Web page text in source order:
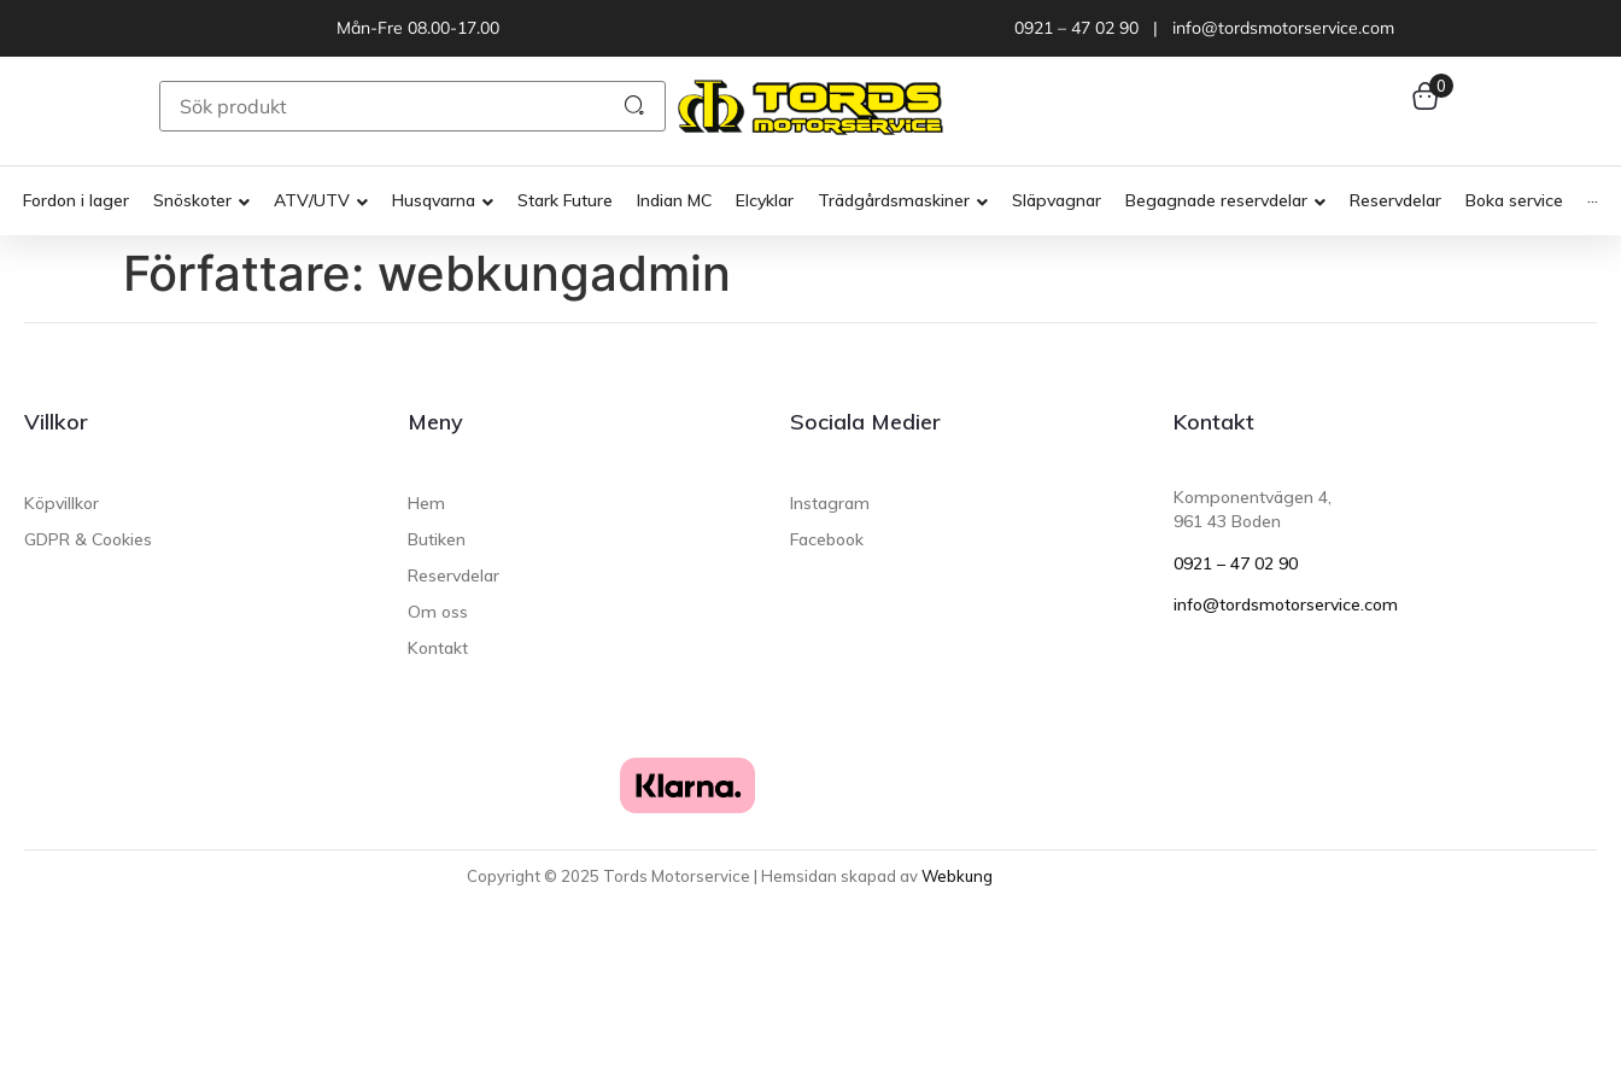
Mån-Fre 08.00-17.00 0921 – 47 02 90 | info@tordsmotorservice.com
0
Fordon i lager Snöskoter ATV/UTV Husqvarna Stark Future Indian MC Elcyklar Trädgårdsmaskiner Släpvagnar Begagnade reservdelar Reservdelar Boka service ···
Författare: webkungadmin
Villkor
Köpvillkor
GDPR & Cookies
Meny
Hem
Butiken
Reservdelar
Om oss
Kontakt
Sociala Medier
Instagram
Facebook
Kontakt
Komponentvägen 4,
961 43 Boden
0921 – 47 02 90
info@tordsmotorservice.com
Copyright © 2025 Tords Motorservice | Hemsidan skapad avWebkung